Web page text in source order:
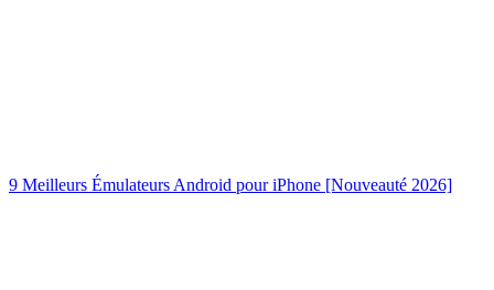
9 Meilleurs Émulateurs Android pour iPhone [Nouveauté 2026]